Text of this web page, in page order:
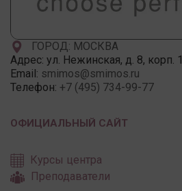
ГОРОД: МОСКВА
Адрес: ул. Нежинская, д. 8, корп. 1
Email: smimos@smimos.ru
Телефон: +7 (495) 734-99-77
ОФИЦИАЛЬНЫЙ САЙТ
Курсы центра
Преподаватели